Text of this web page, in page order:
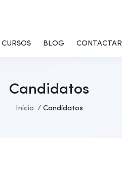
CURSOS BLOG CONTACTAR
Candidatos
Inicio Candidatos